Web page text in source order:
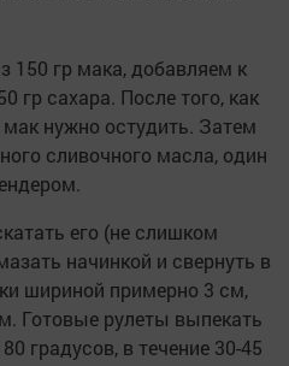
150 гр мака, добавляем к
гр сахара. После того, как
нужно остудить. Затем
сливочного масла, один
его (не слишком
начинкой и свернуть в
шириной примерно 3 см,
Готовые рулеты выпекать
градусов, в течение 30-45